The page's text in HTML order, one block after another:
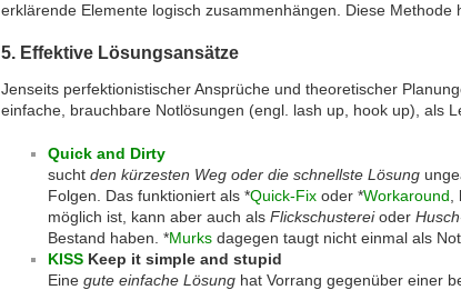
erklärende Elemente logisch zusammenhängen. Diese Methode
5. Effektive Lösungsansätze
Jenseits perfektionistischer Ansprüche und theoretischer
einfache, brauchbare Notlösungen (engl. lash up, hook up), als
Quick and Dirty
sucht den kürzesten Weg oder die schnellste Lösung
Folgen. Das funktioniert als *Quick-Fix oder *Workaround
möglich ist, kann aber auch als Flickschustereioder
Bestand haben. *Murks dagegen taugt nicht einmal als
KISS Keep it simple and stupid
Eine gute einfache Lösung hat Vorrang gegenüber einer